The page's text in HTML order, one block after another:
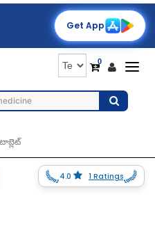
Get App
0
4.0 1 Ratings